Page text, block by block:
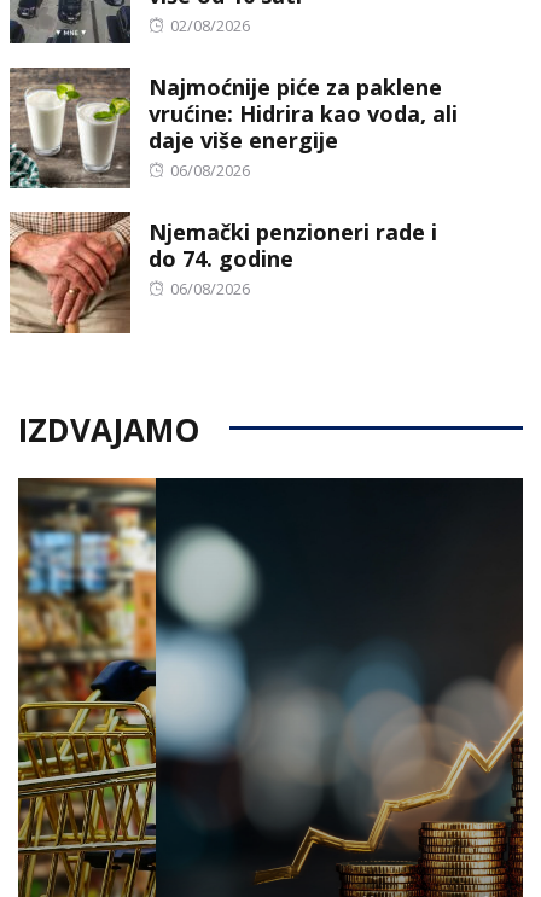
Posted
02/08/2026
Najmoćnije piće za paklene
vrućine: Hidrira kao voda, ali
daje više energije
Posted
06/08/2026
Njemački penzioneri rade i
do 74. godine
Posted
06/08/2026
IZDVAJAMO